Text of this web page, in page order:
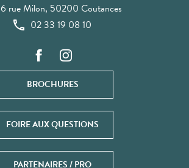
6 rue Milon, 50200 Coutances
02 33 19 08 10
BROCHURES
FOIRE AUX QUESTIONS
PARTENAIRES / PRO